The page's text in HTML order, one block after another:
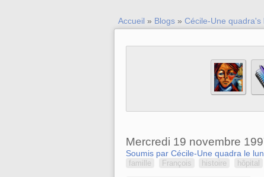
Accueil » Blogs » Cécile-Une quadra's
Mercredi 19 novembre
Soumis par Cécile-Une quadra le
famille François histoire hôpital